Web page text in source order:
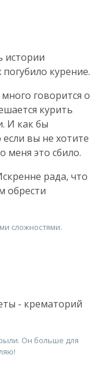
истории
курение.
говорится о
курить
И как бы
вы не хотите
меня это сбило.
рада, что
обрести
сложностями.
- крематорий
Он больше для